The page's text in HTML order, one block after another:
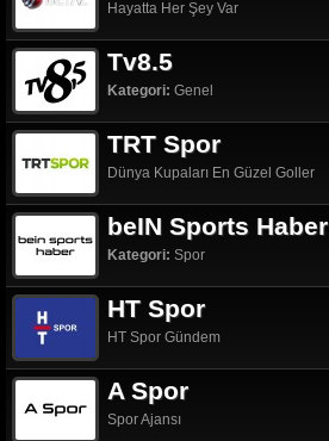
Hayatta Her Şey Var
Tv8.5
Kategori: Genel
TRT Spor
Dünya Kupaları En Güzel Goller
beIN Sports Haber
Kategori: Spor
HT Spor
HT Spor Gündem
A Spor
Spor Ajansı